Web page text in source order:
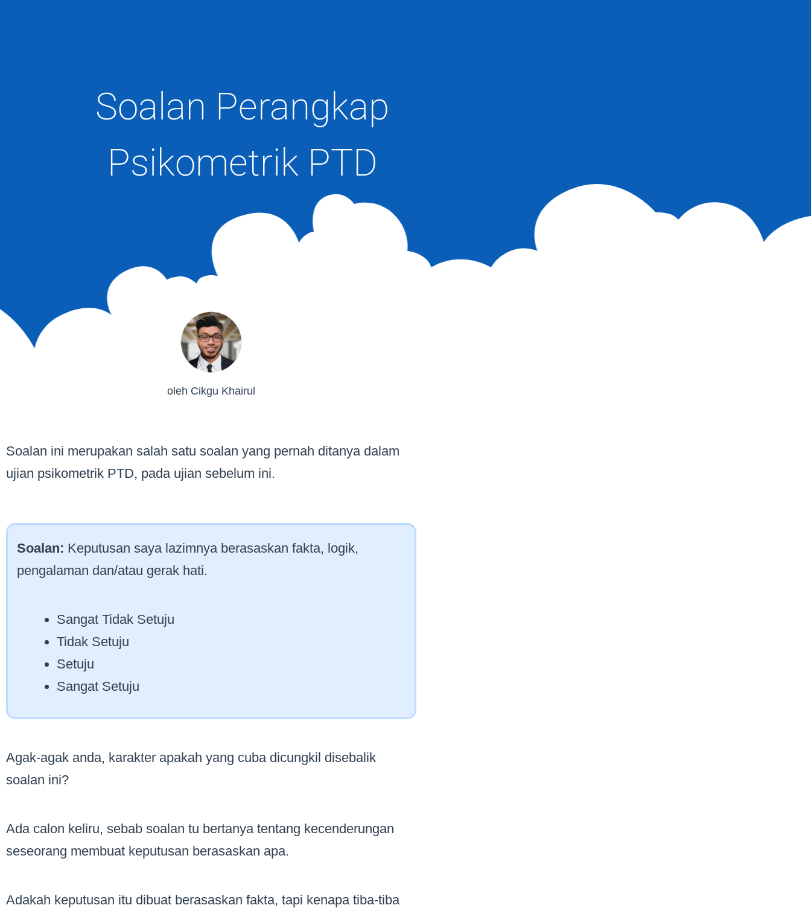
Soalan Perangkap
Psikometrik PTD
oleh Cikgu Khairul
Soalan ini merupakan salah satu soalan yang pernah ditanya dalam
ujian psikometrik PTD, pada ujian sebelum ini.
Soalan: Keputusan saya lazimnya berasaskan fakta, logik,
pengalaman dan/atau gerak hati.
Sangat Tidak Setuju
Tidak Setuju
Setuju
Sangat Setuju
Agak-agak anda, karakter apakah yang cuba dicungkil disebalik
soalan ini?
Ada calon keliru, sebab soalan tu bertanya tentang kecenderungan
seseorang membuat keputusan berasaskan apa.
Adakah keputusan itu dibuat berasaskan fakta, tapi kenapa tiba-tiba